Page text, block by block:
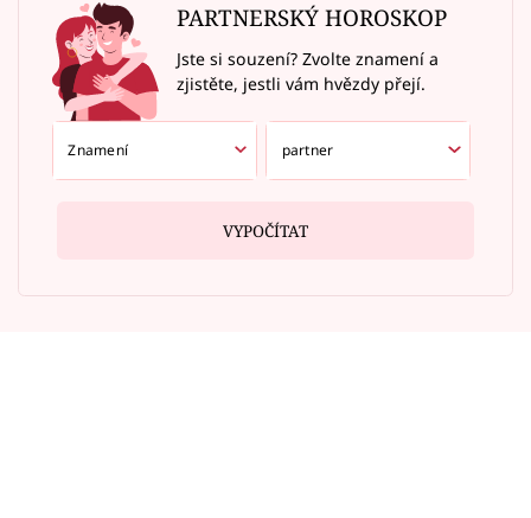
PARTNERSKÝ HOROSKOP
Jste si souzení? Zvolte znamení a
zjistěte, jestli vám hvězdy přejí.
VYPOČÍTAT